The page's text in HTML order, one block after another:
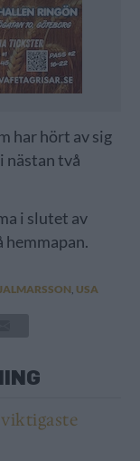
har hört av sig
nästan två
i slutet av
hemmapan.
, USA